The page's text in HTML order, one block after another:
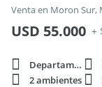
Venta en Moron Sur,
USD 55.000 +
Departamento
2 ambientes